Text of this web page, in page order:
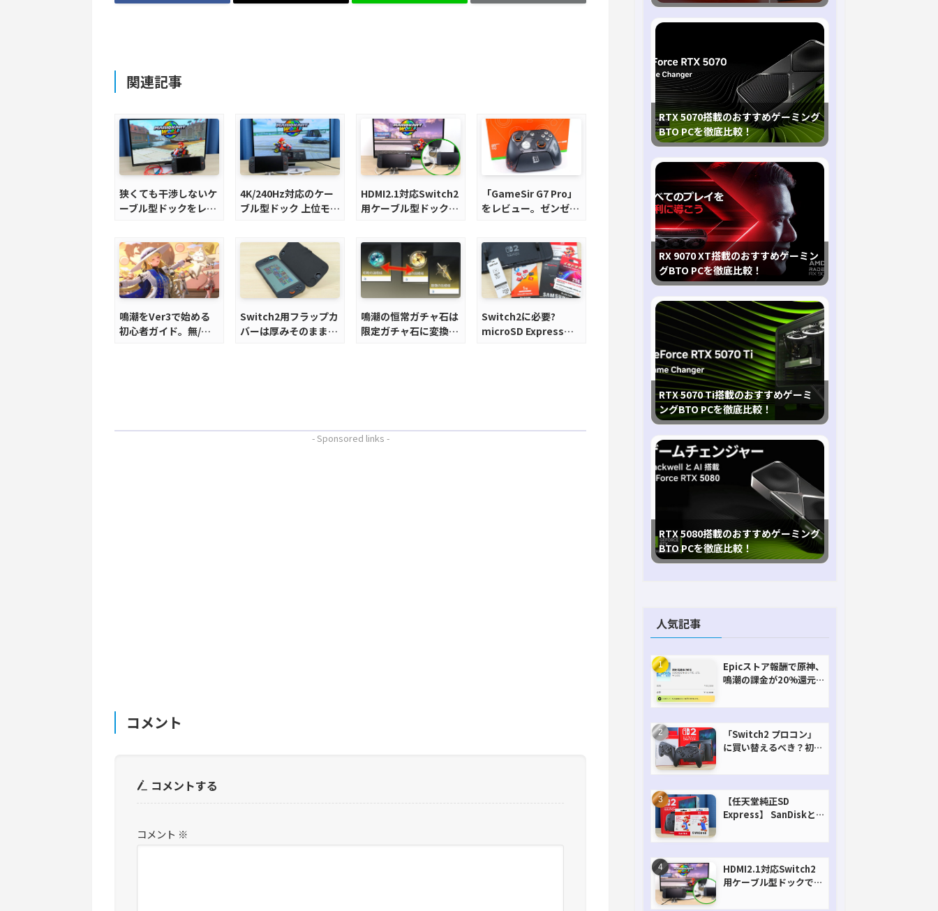
関連記事
狭くても干渉しないケ
ーブル型ドックをレビ
4K/240Hz対応のケー
ブル型ドック 上位モデ
グノートPCの併用に
オススメ！
HDMI2.1対応Switch2
用ケーブル型ドックで
対応可能！
「GameSir G7 Pro」
をレビュー。ゼンゼロ
鳴潮をVer3で始める
初心者ガイド。無/微
Switch2用フラップカ
バーは厚みそのままで
鳴潮の恒常ガチャ石は
限定ガチャ石に変換で
Switch2に必要?
microSD Expressの
- Sponsored links -
コメント
コメントする
コメント ※
マイズ指南も
RTX 5070搭載のおすすめゲーミング
BTO PCを徹底比較！
RX 9070 XT搭載のおすすめゲーミン
グBTO PCを徹底比較！
RTX 5070 Ti搭載のおすすめゲーミ
ングBTO PCを徹底比較！
RTX 5080搭載のおすすめゲーミング
BTO PCを徹底比較！
人気記事
Epicストア報酬で原神、
鳴潮の課金が20%還元
「Switch2 プロコン」
に買い替えるべき？初代
【任天堂純正SD
Express】 SanDiskと
HDMI2.1対応Switch2
用ケーブル型ドックで省